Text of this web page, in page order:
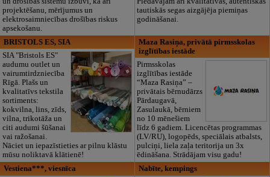
projektēšanu, mērījumus un
elektrosaimniecības drošības riskus
apsekošanu.
tautiskās segas aizgājēja piemiņas
godināšanai.
BRISTOLS ES, SIA
SIA "Bristols ES"
audumu outlet un
vairumtirdzniecība
Rīgā. Plašs un
kvalitatīvs tekstila
sortiments:
kokvilna, lins, zīds,
vilna, trikotāža un
citi audumi šūšanai
vai ražošanai.
Nāciet un iepazīstieties ar pilnu klāstu
mūsu noliktavā klātienē!
Maza Rasiņa, privātā pirmsskolas
izglītības iestāde
Pirmsskolas
izglītības iestāde
“Maza Rasiņa” –
privātais bērnudārzs
Pārdaugavā,
Zasulaukā, bērniem
no 10 mēnešiem
līdz 6 gadiem. Licencētas programmas
(LV/RU), logopēds, speciālais atbalsts,
pulciņi, liela zaļa teritorija un 3x
ēdināšana. Strādājam visu gadu!
Vestiena***, viesnīca
Nabīte, kempings